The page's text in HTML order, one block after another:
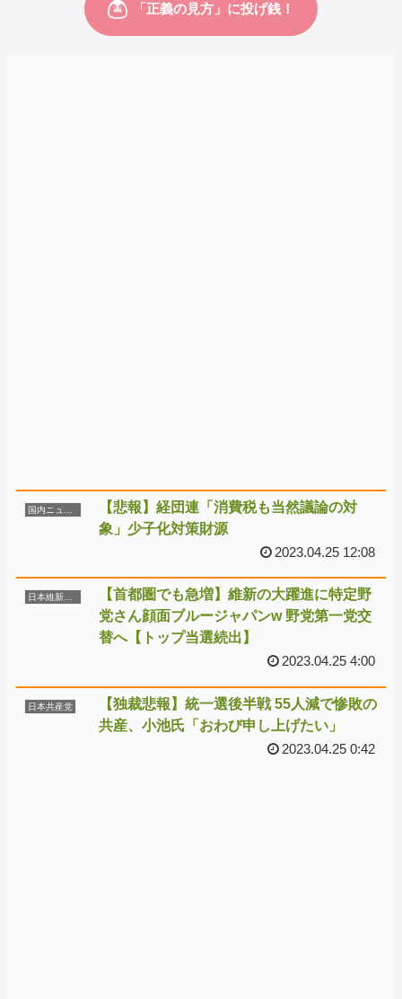
【悲報】経団連「消費税も当然議論の対
象」少子化対策財源
2023.04.25 12:08
日本維新の会
【首都圏でも急増】維新の大躍進に特定野
党さん顔面ブルージャパンw 野党第一党交
替へ【トップ当選続出】
2023.04.25 4:00
日本共産党
【独裁悲報】統一選後半戦 55人減で惨敗の
共産、小池氏「おわび申し上げたい」
2023.04.25 0:42